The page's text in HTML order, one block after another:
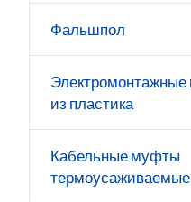
Фальшпол
Электромонтажные
из пластика
Кабельные муфты
термоусаживаемые